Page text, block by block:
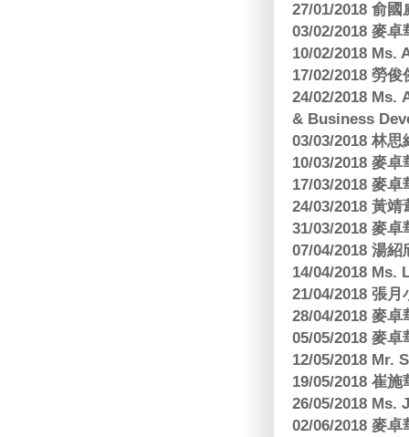
27/01/2018 俞
03/02/2018 麥
10/02/2018 Ms.
17/02/2018 勞
24/02/2018 Ms.
& Business
03/03/2018 林
10/03/2018 麥
17/03/2018 麥
24/03/2018 黃
31/03/2018 麥
07/04/2018 湯
14/04/2018
21/04/2018 張
28/04/2018 麥
05/05/2018 麥
12/05/2018 Mr.
19/05/2018 崔
26/05/2018 Ms.
02/06/2018 麥